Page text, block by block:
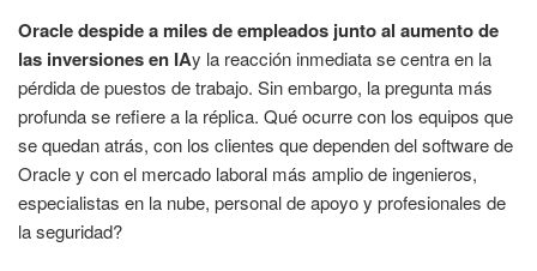
Oracle despide a miles de empleados junto al aumento de
las inversiones en IAy la reacción inmediata se centra en la
pérdida de puestos de trabajo. Sin embargo, la pregunta más
profunda se refiere a la réplica. Qué ocurre con los equipos que
se quedan atrás, con los clientes que dependen del software de
Oracle y con el mercado laboral más amplio de ingenieros,
especialistas en la nube, personal de apoyo y profesionales de
la seguridad?